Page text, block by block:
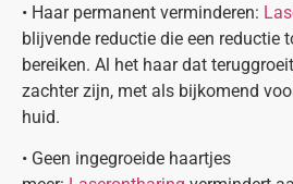
• Haar permanent verminderen:
blijvende reductie die een reductie
bereiken. Al het haar dat
zachter zijn, met als bijkomend
huid.
• Geen ingegroeide haartjes